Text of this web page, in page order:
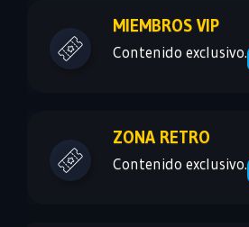
MIEMBROS VIP
Contenido exclusivo.
ZONA RETRO
Contenido exclusivo.